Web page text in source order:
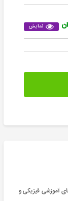
نمایش
آموزشی فیزیکی و